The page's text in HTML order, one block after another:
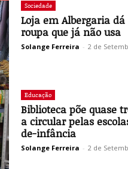
Sociedade
Loja em Albergaria
roupa que já não usa
Solange Ferreira - 2 de
Educação
Biblioteca põe quase
a circular pelas
de-infância
Solange Ferreira - 2 de